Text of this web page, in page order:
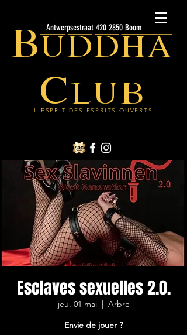
Buddha
Club
L'ESPRIT DES ESPRITS OUVERTS
Antwerpsestraat 420 2850 Boom
Esclaves sexuelles 2.0.
jeu. 01 mai
  |
Arbre
Envie de jouer ?